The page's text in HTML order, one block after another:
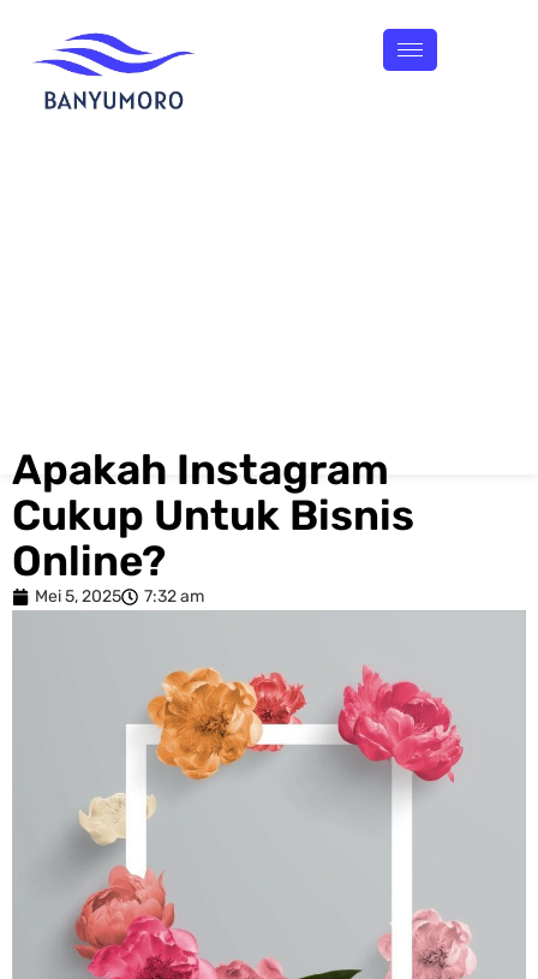
Apakah Instagram
Cukup Untuk Bisnis
Online?
Mei 5, 2025 7:32 am